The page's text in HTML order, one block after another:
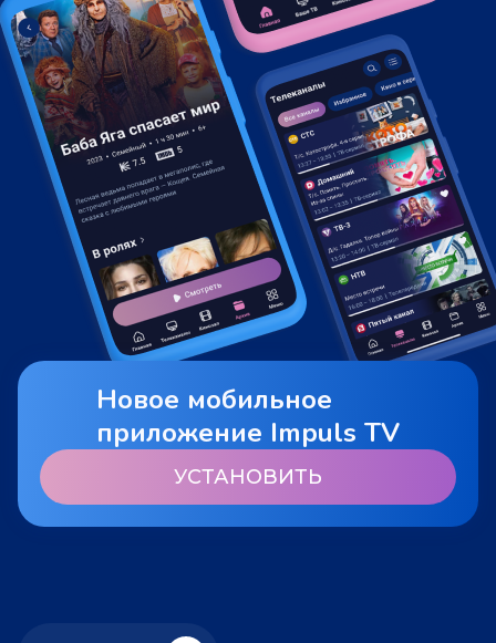
Новое мобильное
приложение Impuls TV
УСТАНОВИТЬ